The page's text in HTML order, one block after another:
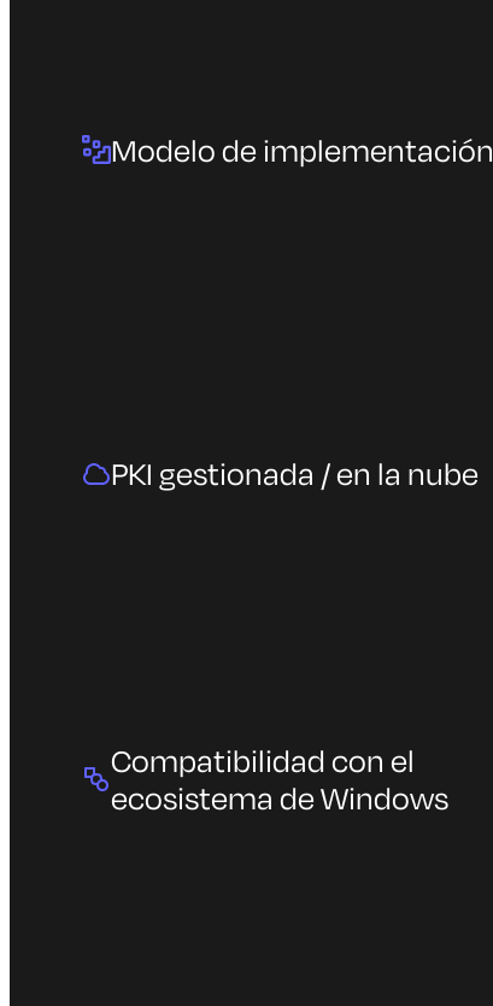
Modelo de implementación
PKI gestionada / en la nube
Compatibilidad con el
ecosistema de Windows